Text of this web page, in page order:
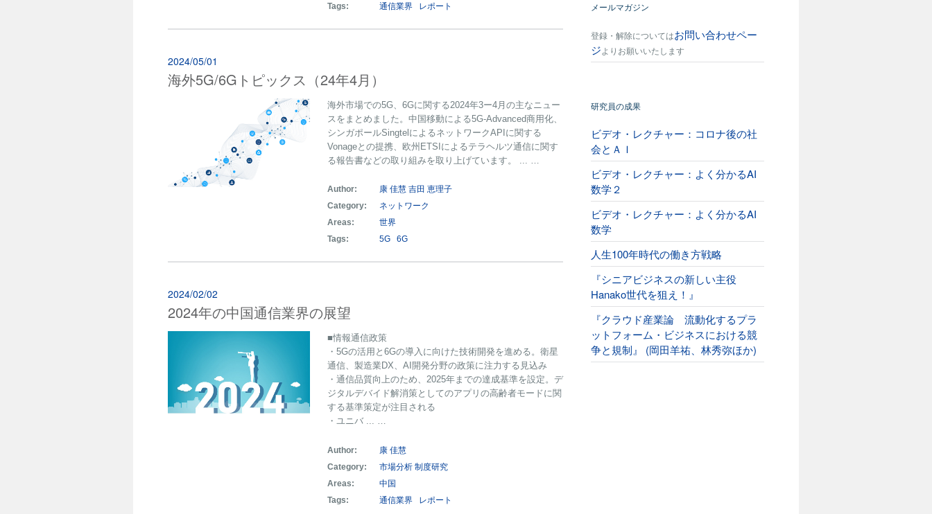
Tags:
通信業界 レポート
2024/05/01
海外5G/6Gトピックス（24年4月）
海外市場での5G、6Gに関する2024年3ー4月の主なニュー
スをまとめました。中国移動による5G-Advanced商用化、
シンガポールSingtelによるネットワークAPIに関する
Vonageとの提携、欧州ETSIによるテラヘルツ通信に関す
る報告書などの取り組みを取り上げています。 ... …
Author: 康 佳慧 吉田 恵理子
Category:
ネットワーク
Areas:
世界
Tags:
5G 6G
2024/02/02
2024年の中国通信業界の展望
■情報通信政策
・5Gの活用と6Gの導入に向けた技術開発を進める。衛星
通信、製造業DX、AI開発分野の政策に注力する見込み
・通信品質向上のため、2025年までの達成基準を設定。デ
ジタルデバイド解消策としてのアプリの高齢者モードに関
する基準策定が注目される
・ユニバ ... …
Author:
康 佳慧
Category:
市場分析 制度研究
Areas:
中国
Tags:
通信業界 レポート
メールマガジン
登録・解除についてはお問い合わせペー
ジよりお願いいたします
研究員の成果
ビデオ・レクチャー：コロナ後の社
会とＡＩ
ビデオ・レクチャー：よく分かるAI
数学２
ビデオ・レクチャー：よく分かるAI
数学
人生100年時代の働き方戦略
『シニアビジネスの新しい主役
Hanako世代を狙え！』
『クラウド産業論 流動化するプラ
ットフォーム・ビジネスにおける競
争と規制』 (岡田羊祐、林秀弥ほか)